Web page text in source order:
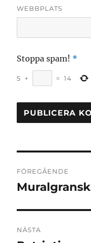
WEBBPLATS
Stoppa spam! *
5 + = 14
FÖREGÅENDE
Föregående
NÄSTA